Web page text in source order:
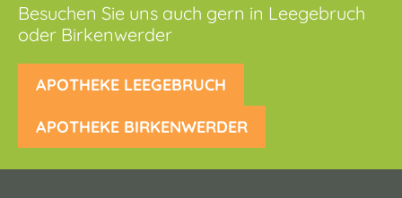
Besuchen Sie uns auch gern in Leegebruch
oder Birkenwerder
APOTHEKE LEEGEBRUCH
APOTHEKE BIRKENWERDER